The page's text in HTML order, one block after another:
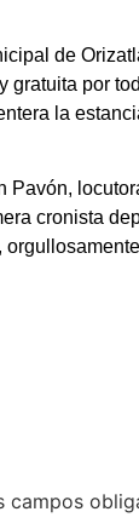
de
gratuita por
la
Pavón,
cronista
campos